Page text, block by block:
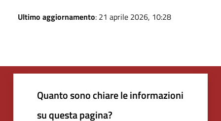
Ultimo aggiornamento: 21 aprile 2026, 10:28
Quanto sono chiare le informazioni
su questa pagina?